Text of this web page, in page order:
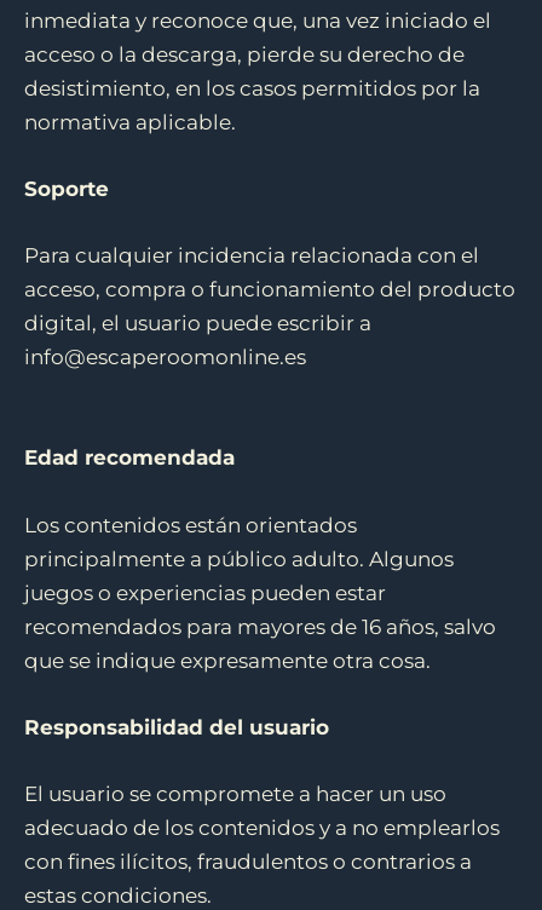
inmediata y reconoce que, una vez iniciado el
acceso o la descarga, pierde su derecho de
desistimiento, en los casos permitidos por la
normativa aplicable.
Soporte
Para cualquier incidencia relacionada con el
acceso, compra o funcionamiento del producto
digital, el usuario puede escribir a
info@escaperoomonline.es
Edad recomendada
Los contenidos están orientados
principalmente a público adulto. Algunos
juegos o experiencias pueden estar
recomendados para mayores de 16 años, salvo
que se indique expresamente otra cosa.
Responsabilidad del usuario
El usuario se compromete a hacer un uso
adecuado de los contenidos y a no emplearlos
con fines ilícitos, fraudulentos o contrarios a
estas condiciones.